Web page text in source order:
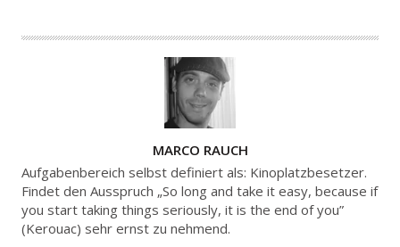
U
T
O
R
MARCO RAUCH
Aufgabenbereich selbst definiert als: Kinoplatzbesetzer.
Findet den Ausspruch „So long and take it easy, because if
you start taking things seriously, it is the end of you”
(Kerouac) sehr ernst zu nehmend.